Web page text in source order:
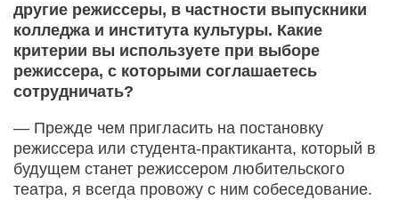
другие режиссеры, в частности выпускники
колледжа и института культуры. Какие
критерии вы используете при выборе
режиссера, с которыми соглашаетесь
сотрудничать?
— Прежде чем пригласить на постановку
режиссера или студента-практиканта, который в
будущем станет режиссером любительского
театра, я всегда провожу с ним собеседование.